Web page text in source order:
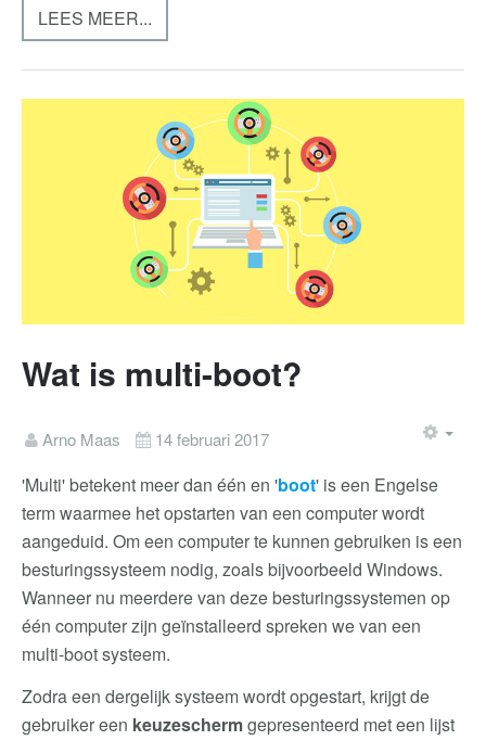
LEES MEER...
Wat is multi-boot?
Arno Maas 14 februari 2017
'Multi' betekent meer dan één en 'boot' is een Engelse
term waarmee het opstarten van een computer wordt
aangeduid. Om een computer te kunnen gebruiken is een
besturingssysteem nodig, zoals bijvoorbeeld Windows.
Wanneer nu meerdere van deze besturingssystemen op
één computer zijn geïnstalleerd spreken we van een
multi-boot systeem.
Zodra een dergelijk systeem wordt opgestart, krijgt de
gebruiker een keuzeschermgepresenteerd met een lijst